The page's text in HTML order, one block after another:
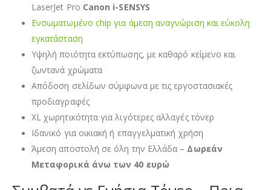
LaserJet Pro Canon i-SENSYS
Ενσωματωμένο chip για άμεση αναγνώριση και εύκολη
εγκατάσταση
Υψηλή ποιότητα εκτύπωσης, με καθαρό κείμενο και
ζωντανά χρώματα
Απόδοση σελίδων σύμφωνα με τις εργοστασιακές
προδιαγραφές
XL χωρητικότητα για λιγότερες αλλαγές τόνερ
Ιδανικό για οικιακή ή επαγγελματική χρήση
Άμεση αποστολή σε όλη την Ελλάδα – Δωρεάν
Μεταφορικά άνω των 40 ευρώ